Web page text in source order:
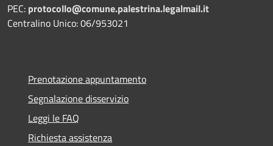
PEC: protocollo@comune.palestrina.legalmail.it
Centralino Unico: 06/953021
Prenotazione appuntamento
Segnalazione disservizio
Leggi le FAQ
Richiesta assistenza